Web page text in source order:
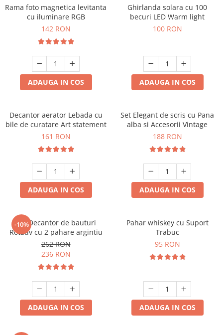
Rama foto magnetica levitanta
cu iluminare RGB
142 RON
ADAUGA IN COS
Ghirlanda solara cu 100
becuri LED Warm light
100 RON
ADAUGA IN COS
Decantor aerator Lebada cu
bile de curatare Art statement
161 RON
ADAUGA IN COS
Set Elegant de scris cu Pana
alba si Accesorii Vintage
188 RON
ADAUGA IN COS
-10%
Set Decantor de bauturi
Rotativ cu 2 pahare argintiu
262 RON
236 RON
ADAUGA IN COS
Pahar whiskey cu Suport
Trabuc
95 RON
ADAUGA IN COS